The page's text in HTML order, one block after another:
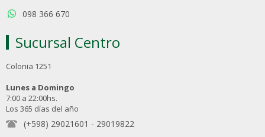
098 366 670
Sucursal Centro
Colonia 1251
Lunes a Domingo
7:00 a 22:00hs.
Los 365 días del año
(+598) 29021601 - 29019822